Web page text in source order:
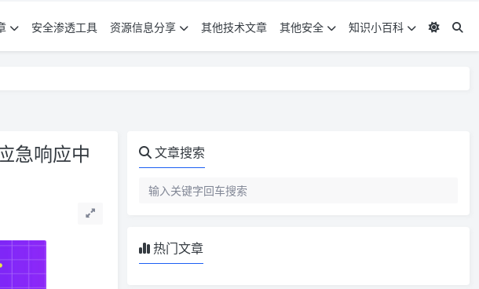
安全渗透工具 资源信息分享 其他技术文章 其他安全 知识小百科
急响应中
文章搜索
热门文章